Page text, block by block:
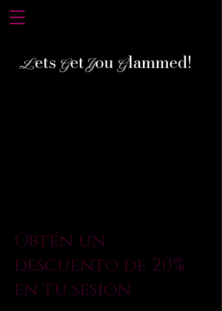
LetsGetYouGlammed!
Obtén un
descuento de 20%
en tu sesión